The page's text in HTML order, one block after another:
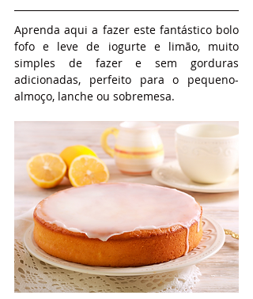
Aprenda aqui a fazer este fantástico bolo
fofo e leve de iogurte e limão, muito
simples de fazer e sem gorduras
adicionadas, perfeito para o pequeno-
almoço, lanche ou sobremesa.